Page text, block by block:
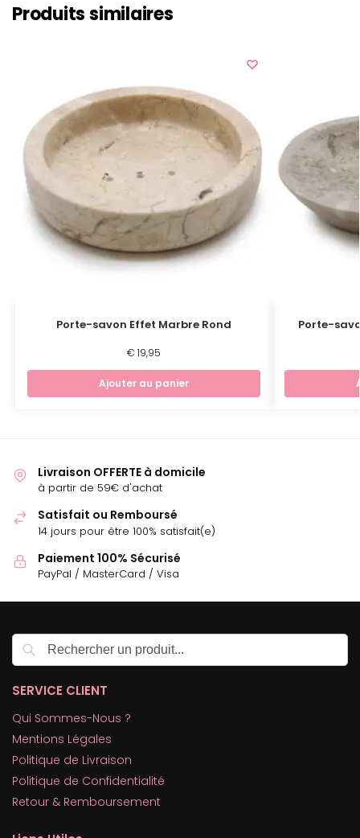
Produits similaires
Porte-savon Effet Marbre Rond
€ 19,95
Ajouter au panier
Porte-
Livraison OFFERTE à domicile
à partir de 59€ d'achat
Satisfait ou Remboursé
14 jours pour être 100% satisfait(e)
Paiement 100% Sécurisé
PayPal / MasterCard / Visa
SERVICE CLIENT
Qui Sommes-Nous ?
Mentions Légales
Politique de Livraison
Politique de Confidentialité
Retour & Remboursement